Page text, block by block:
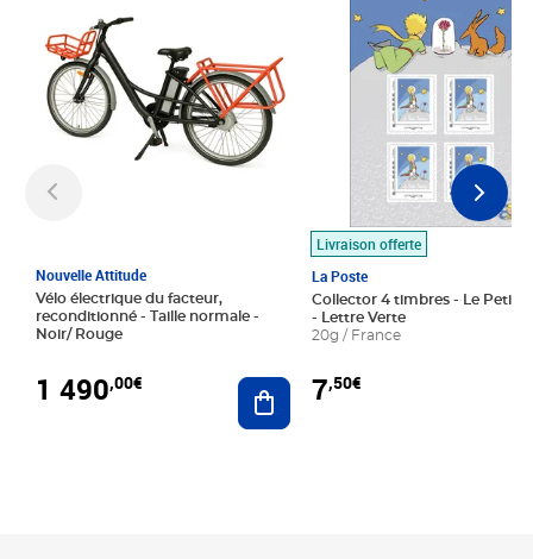
Nouvelle Attitude
Vélo électrique du facteur,
reconditionné - Taille normale -
Noir/ Rouge
1 490,00€ Ajouter au panier
Livraison offerte
La Poste
Collector 4 timbres - Le Petit
- Lettre Verte
20g / France
7,50€